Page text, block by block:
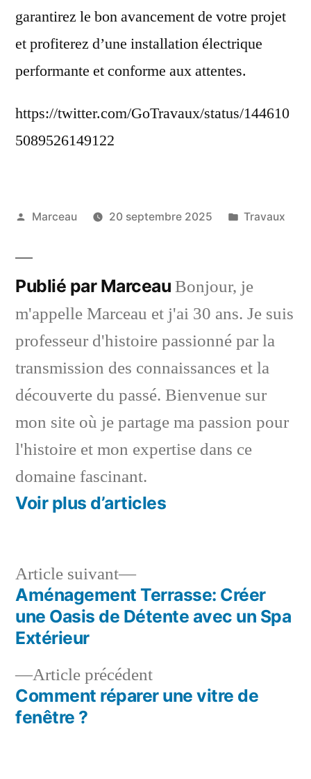
garantirez le bon avancement de votre projet
et profiterez d’une installation électrique
performante et conforme aux attentes.
https://twitter.com/GoTravaux/status/144610
5089526149122
Publié
Marceau 20 septembre 2025
Publié
Travaux
Publié par Marceau Bonjour, je
m'appelle Marceau et j'ai 30 ans. Je suis
professeur d'histoire passionné par la
transmission des connaissances et la
découverte du passé. Bienvenue sur
mon site où je partage ma passion pour
l'histoire et mon expertise dans ce
domaine fascinant.
Voir plus d’articles
Navigation
de
l’article
Article précédentArticle
précédent :
Comment réparer une vitre de
fenêtre ?
Article suivant
Article
suivant :
Aménagement Terrasse: Créer
une Oasis de Détente avec un Spa
Extérieur